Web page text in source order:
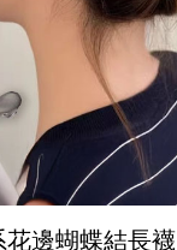
邊蝴蝶結長襪